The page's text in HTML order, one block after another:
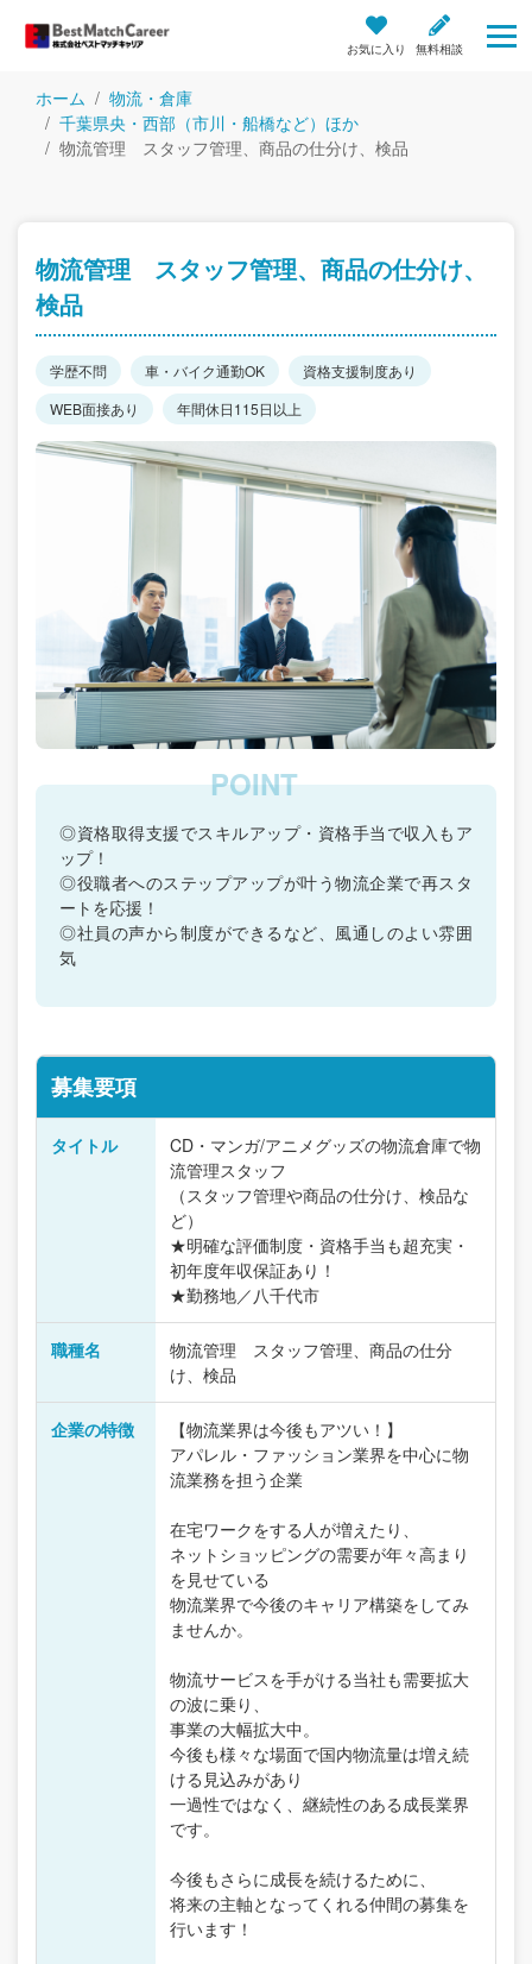
お気に入り 無料相談
ホーム
物流・倉庫
千葉県央・西部（市川・船橋など）ほか
物流管理 スタッフ管理、商品の仕分け、検品
物流管理 スタッフ管理、商品の仕分け、
検品
学歴不問 車・バイク通勤OK
資格支援制度あり
WEB面接あり
年間休日115日以上
◎資格取得支援でスキルアップ・資格手当で収入もア
ップ！
◎役職者へのステップアップが叶う物流企業で再スタ
ートを応援！
◎社員の声から制度ができるなど、風通しのよい雰囲
気
募集要項
タイトル
CD・マンガ/アニメグッズの物流倉庫で物
流管理スタッフ
（スタッフ管理や商品の仕分け、検品な
ど）
★明確な評価制度・資格手当も超充実・
初年度年収保証あり！
★勤務地／八千代市
職種名
物流管理 スタッフ管理、商品の仕分
け、検品
企業の特徴
【物流業界は今後もアツい！】
アパレル・ファッション業界を中心に物
流業務を担う企業
在宅ワークをする人が増えたり、
ネットショッピングの需要が年々高まり
を見せている
物流業界で今後のキャリア構築をしてみ
ませんか。
物流サービスを手がける当社も需要拡大
の波に乗り、
事業の大幅拡大中。
今後も様々な場面で国内物流量は増え続
ける見込みがあり
一過性ではなく、継続性のある成長業界
です。
今後もさらに成長を続けるために、
将来の主軸となってくれる仲間の募集を
行います！